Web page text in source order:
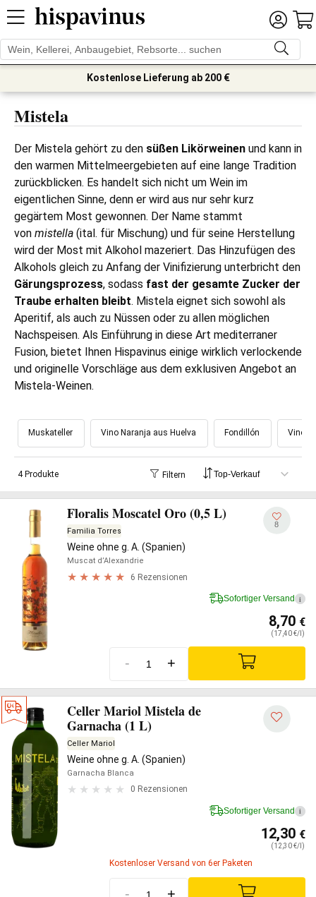
Kostenlose Lieferung ab 200 €
Mistela
Der Mistela gehört zu den süßen Likörweinen und kann in
den warmen Mittelmeergebieten auf eine lange Tradition
zurückblicken. Es handelt sich nicht um Wein im
eigentlichen Sinne, denn er wird aus nur sehr kurz
gegärtem Most gewonnen. Der Name stammt
von mistella (ital. für Mischung) und für seine Herstellung
wird der Most mit Alkohol mazeriert. Das Hinzufügen des
Alkohols gleich zu Anfang der Vinifizierung unterbricht den
Gärungsprozess, sodass fast der gesamte Zucker der
Traube erhalten bleibt. Mistela eignet sich sowohl als
Aperitif, als auch zu Nüssen oder zu allen möglichen
Nachspeisen. Als Einführung in diese Art mediterraner
Fusion, bietet Ihnen Hispavinus einige wirklich verlockende
und originelle Vorschläge aus dem exklusiven Angebot an
Mistela-Weinen.
Muskateller Vino Naranja aus Huelva Fondillón Vino
4 Produkte Filtern
Floralis Moscatel Oro (0,5 L)
Familia Torres
Weine ohne g. A. (Spanien)
Muscat d’Alexandrie
6 Rezensionen
8
Sofortiger Versand i
8,70 €
(17,40 €/l)
- +
Celler Mariol Mistela de
Garnacha (1 L)
Celler Mariol
Weine ohne g. A. (Spanien)
Garnacha Blanca
0 Rezensionen
Sofortiger Versand i
12,30 €
(12,30 €/l)
Kostenloser Versand von 6er Paketen
- +